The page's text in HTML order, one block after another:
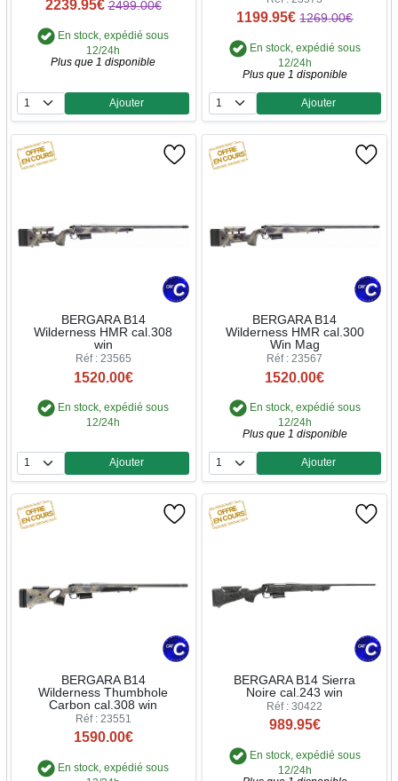
2239.95€ 2499.00€
En stock, expédié sous
12/24h
Plus que 1 disponible
Quantité
Ajouter
1199.95€ 1269.00€
En stock, expédié sous
12/24h
Plus que 1 disponible
Quantité
Ajouter
BERGARA B14
Wilderness HMR cal.308
win
Réf : 23565
1520.00€
En stock, expédié sous
12/24h
Quantité
Ajouter
BERGARA B14
Wilderness HMR cal.300
Win Mag
Réf : 23567
1520.00€
En stock, expédié sous
12/24h
Plus que 1 disponible
Quantité
Ajouter
BERGARA B14
Wilderness Thumbhole
Carbon cal.308 win
Réf : 23551
1590.00€
En stock, expédié sous
BERGARA B14 Sierra
Noire cal.243 win
Réf : 30422
989.95€
En stock, expédié sous
12/24h